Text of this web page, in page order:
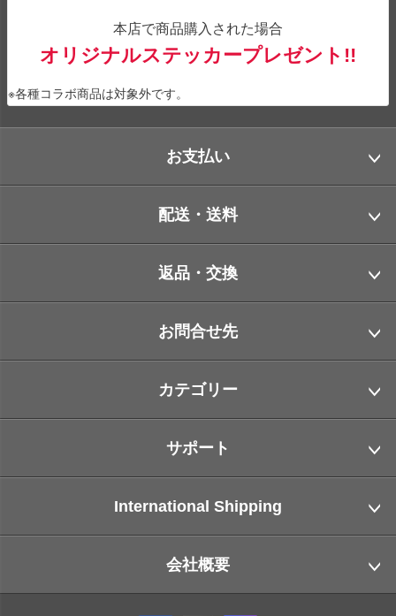
本店で商品購入された場合
オリジナルステッカープレゼント!!
※各種コラボ商品は対象外です。
お支払い
配送・送料
返品・交換
お問合せ先
カテゴリー
サポート
International Shipping
会社概要